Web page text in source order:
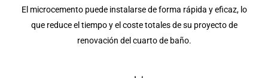
El microcemento puede instalarse de forma rápida y eficaz, lo
que reduce el tiempo y el coste totales de su proyecto de
renovación del cuarto de baño.